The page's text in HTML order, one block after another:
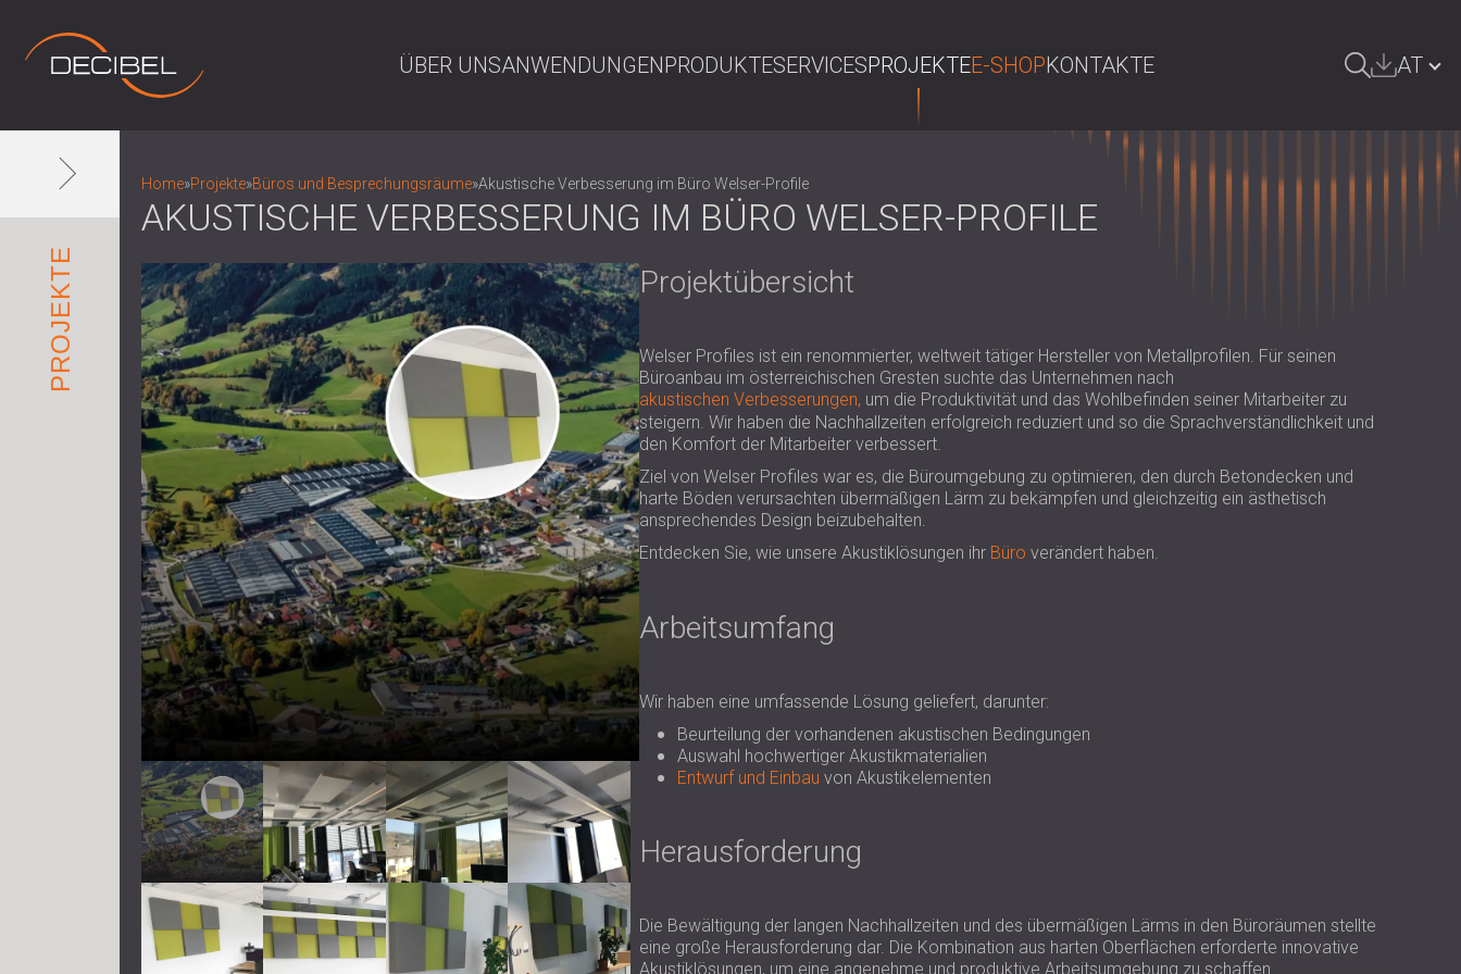
ÜBER UNSANWENDUNGENPRODUKTESERVICESPROJEKTEE-SHOPKONTAKTE AT
POLAND | PL
FINLAND | FI
USA | US
PROJEKTE
Home»Projekte»Büros und Besprechungsräume»Akustische Verbesserung im Büro Welser-Profile
AKUSTISCHE VERBESSERUNG IM BÜRO WELSER-PROFILE
Projektübersicht
Welser Profiles ist ein renommierter, weltweit tätiger Hersteller von Metallprofilen. Für seinen
Büroanbau im österreichischen Gresten suchte das Unternehmen nach
akustischen Verbesserungen, um die Produktivität und das Wohlbefinden seiner Mitarbeiter zu
steigern. Wir haben die Nachhallzeiten erfolgreich reduziert und so die Sprachverständlichkeit und
den Komfort der Mitarbeiter verbessert.
Ziel von Welser Profiles war es, die Büroumgebung zu optimieren, den durch Betondecken und
harte Böden verursachten übermäßigen Lärm zu bekämpfen und gleichzeitig ein ästhetisch
ansprechendes Design beizubehalten.
Entdecken Sie, wie unsere Akustiklösungen ihr Büro verändert haben.
Arbeitsumfang
Wir haben eine umfassende Lösung geliefert, darunter:
Beurteilung der vorhandenen akustischen Bedingungen
Auswahl hochwertiger Akustikmaterialien
Entwurf und Einbau von Akustikelementen
Herausforderung
Die Bewältigung der langen Nachhallzeiten und des übermäßigen Lärms in den Büroräumen stellte
eine große Herausforderung dar. Die Kombination aus harten Oberflächen erforderte innovative
Akustiklösungen, um eine angenehme und produktive Arbeitsumgebung zu schaffen.